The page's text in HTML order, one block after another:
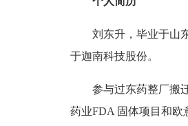
刘东升，毕业于山
于迦南科技股份。
参与过东药整厂搬
药业FDA 固体项目和欧